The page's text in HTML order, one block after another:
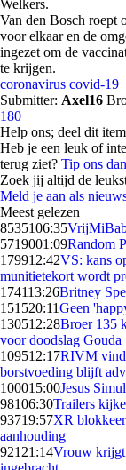
Welkers.
Van den Bosch roept
voor elkaar en de
ingezet om de
te krijgen.
coronavirus covid-19
Submitter: Axel16
180
Help ons; deel dit
Heb je een leuk of
terug ziet? Tip ons
Zoek jij altijd de
Meld je aan als
Meest gelezen
8535106:35
5719001:09Random
179912:42VS: kans
munitietekort wordt
174113:26Britney
151520:11Geen
130512:28Broer 135
voor doodslag Gouda
109512:17RIVM
borstvoeding blijft
100015:00Jesus
98106:30Trailers
93719:57XR
aanhouding
921 21:14Vrouw krijgt